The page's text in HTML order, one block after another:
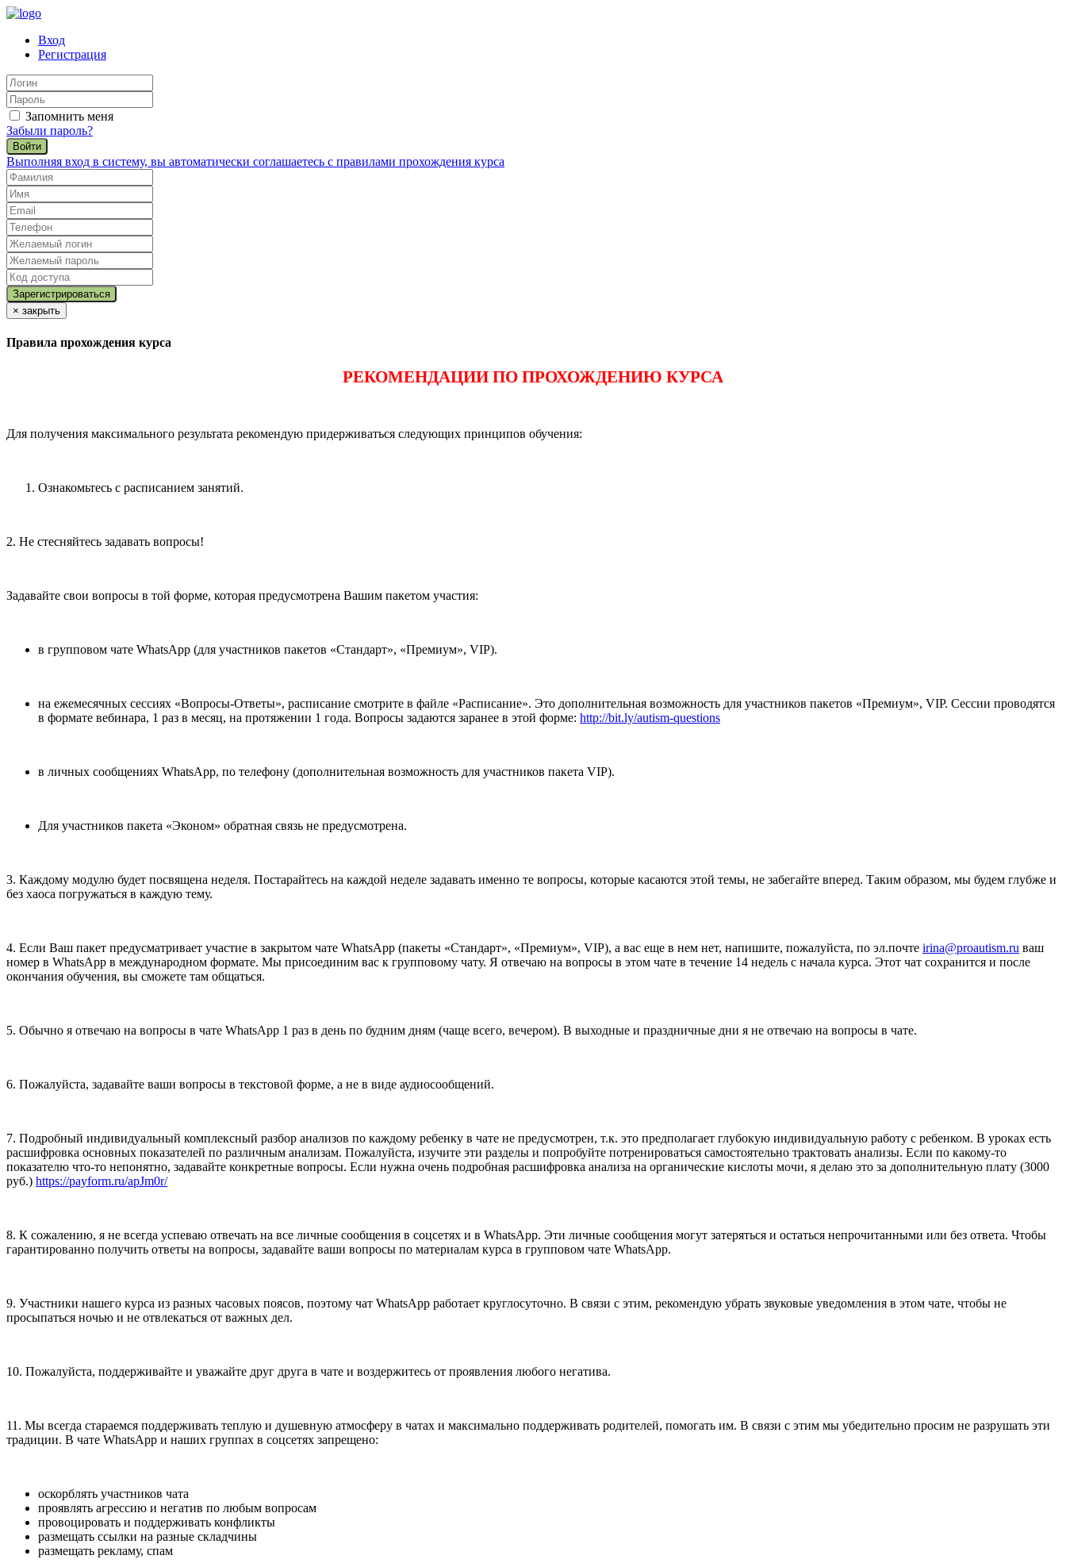
Вход
Регистрация
Запомнить меня
Забыли пароль?
Войти
Выполняя вход в систему, вы автоматически соглашаетесь с правилами прохождения курса
× закрыть
Правила прохождения курса
РЕКОМЕНДАЦИИ ПО ПРОХОЖДЕНИЮ КУРСА
Для получения максимального результата рекомендую придерживаться следующих принципов обучения:
Ознакомьтесь с расписанием занятий.
2. Не стесняйтесь задавать вопросы!
Задавайте свои вопросы в той форме, которая предусмотрена Вашим пакетом участия:
в групповом чате WhatsApp (для участников пакетов «Стандарт», «Премиум», VIP).
на ежемесячных сессиях «Вопросы-Ответы», расписание смотрите в файле «Расписание». Это дополнительная возможность для участников пакетов «Премиум», VIP. Сессии проводятся
в формате вебинара, 1 раз в месяц, на протяжении 1 года. Вопросы задаются заранее в этой форме: http://bit.ly/autism-questions
в личных сообщениях WhatsApp, по телефону (дополнительная возможность для участников пакета VIP).
Для участников пакета «Эконом» обратная связь не предусмотрена.
3. Каждому модулю будет посвящена неделя. Постарайтесь на каждой неделе задавать именно те вопросы, которые касаются этой темы, не забегайте вперед. Таким образом, мы будем глубже и
без хаоса погружаться в каждую тему.
4. Если Ваш пакет предусматривает участие в закрытом чате WhatsApp (пакеты «Стандарт», «Премиум», VIP), а вас еще в нем нет, напишите, пожалуйста, по эл.почте irina@proautism.ru ваш
номер в WhatsApp в международном формате. Мы присоединим вас к групповому чату. Я отвечаю на вопросы в этом чате в течение 14 недель с начала курса. Этот чат сохранится и после
окончания обучения, вы сможете там общаться.
5. Обычно я отвечаю на вопросы в чате WhatsApp 1 раз в день по будним дням (чаще всего, вечером). В выходные и праздничные дни я не отвечаю на вопросы в чате.
6. Пожалуйста, задавайте ваши вопросы в текстовой форме, а не в виде аудиосообщений.
7. Подробный индивидуальный комплексный разбор анализов по каждому ребенку в чате не предусмотрен, т.к. это предполагает глубокую индивидуальную работу с ребенком. В уроках есть
расшифровка основных показателей по различным анализам. Пожалуйста, изучите эти разделы и попробуйте потренироваться самостоятельно трактовать анализы. Если по какому-то
показателю что-то непонятно, задавайте конкретные вопросы. Если нужна очень подробная расшифровка анализа на органические кислоты мочи, я делаю это за дополнительную плату (3000
руб.) https://payform.ru/apJm0r/
8. К сожалению, я не всегда успеваю отвечать на все личные сообщения в соцсетях и в WhatsApp. Эти личные сообщения могут затеряться и остаться непрочитанными или без ответа. Чтобы
гарантированно получить ответы на вопросы, задавайте ваши вопросы по материалам курса в групповом чате WhatsApp.
9. Участники нашего курса из разных часовых поясов, поэтому чат WhatsApp работает круглосуточно. В связи с этим, рекомендую убрать звуковые уведомления в этом чате, чтобы не
просыпаться ночью и не отвлекаться от важных дел.
10. Пожалуйста, поддерживайте и уважайте друг друга в чате и воздержитесь от проявления любого негатива.
11. Мы всегда стараемся поддерживать теплую и душевную атмосферу в чатах и максимально поддерживать родителей, помогать им. В связи с этим мы убедительно просим не разрушать эти
традиции. В чате WhatsApp и наших группах в соцсетях запрещено:
оскорблять участников чата
проявлять агрессию и негатив по любым вопросам
провоцировать и поддерживать конфликты
размещать ссылки на разные складчины
размещать рекламу, спам